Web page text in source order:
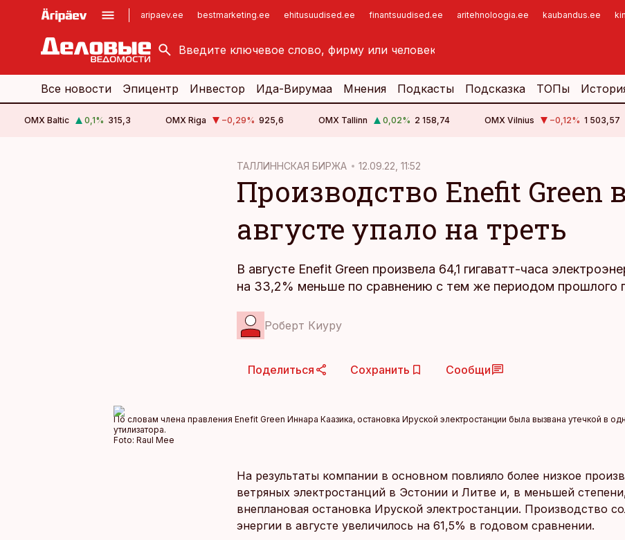
aripaev.ee bestmarketing.ee ehitusuudised.ee finantsuudised.ee aritehnoloogia.ee kaubandus.ee
kinnisvarauudised.ee
logistikauudised.ee
imelineajalugu.ee
Все новости Эпицентр Инвестор Ида-Вирумаа Мнения Подкасты Подсказка ТОПы
OMX Baltic 0,1% 315,3 OMX Riga −0,29% 925,6 OMX Tallinn 0,02% 2 158,74 OMX Vilnius −0,12% 1 503,57
ТАЛЛИННСКАЯ БИРЖА 12.09.22, 11:52
Производство Enefit Green в
августе упало на треть
В августе Enefit Green произвела 64,1 гигаватт-часа
на 33,2% меньше по сравнению с тем же периодом прошлого
Роберт Киуру
Поделиться Сохранить Сообщи
По словам члена правления Enefit Green Иннара Каазика, остановка Ируской электростанции была вызвана утечкой в
утилизатора.
Foto: Raul Mee
На результаты компании в основном повлияло более низкое
ветряных электростанций в Эстонии и Литве и, в меньшей
внеплановая остановка Ируской электростанции. Производство
энергии в августе увеличилось на 61,5% в годовом сравнении.